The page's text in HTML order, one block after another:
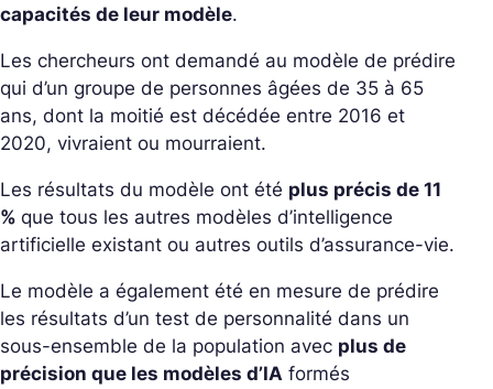
capacités de leur modèle.
Les chercheurs ont demandé au modèle de prédire
qui d’un groupe de personnes âgées de 35 à 65
ans, dont la moitié est décédée entre 2016 et
2020, vivraient ou mourraient.
Les résultats du modèle ont été plus précis de 11
% que tous les autres modèles d’intelligence
artificielle existant ou autres outils d’assurance-vie.
Le modèle a également été en mesure de prédire
les résultats d’un test de personnalité dans un
sous-ensemble de la population avec plus de
précision que les modèles d’IA formés